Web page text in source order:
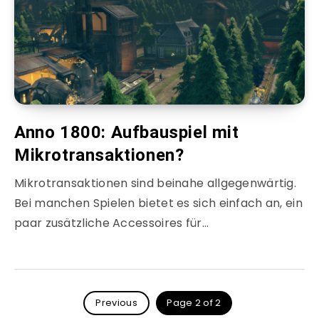
Anno 1800: Aufbauspiel mit
Mikrotransaktionen?
Mikrotransaktionen sind beinahe allgegenwärtig.
Bei manchen Spielen bietet es sich einfach an, ein
paar zusätzliche Accessoires für…
Previous Page 2 of 2